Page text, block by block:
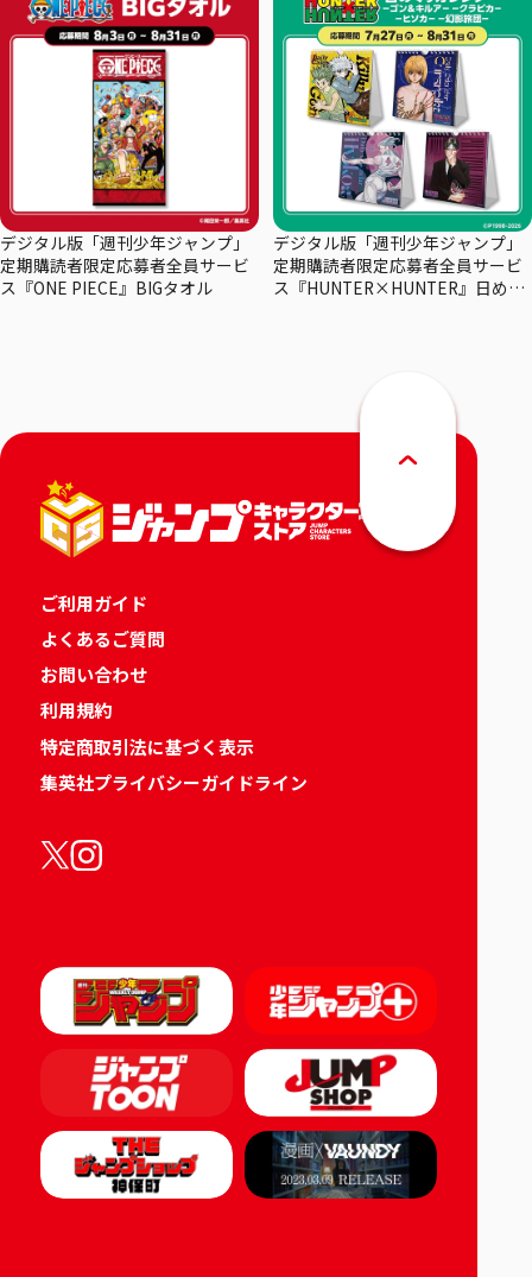
デジタル版「週刊少年ジャンプ」
定期購読者限定応募者全員サービ
ス『ONE PIECE』BIGタオル
デジタル版「週刊少年ジャンプ」
定期購読者限定応募者全員サービ
ス『HUNTER×HUNTER』日めく
ご利用ガイド
よくあるご質問
お問い合わせ
利用規約
特定商取引法に基づく表示
集英社プライバシーガイドライン